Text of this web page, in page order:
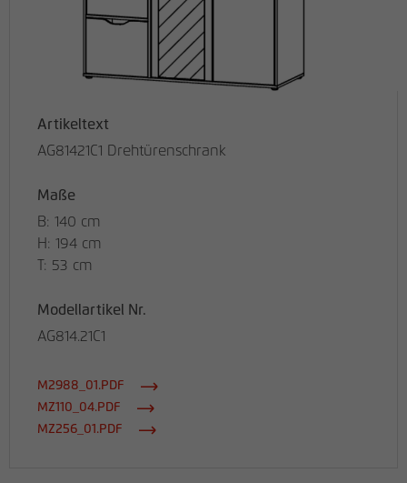
Artikeltext
AG81421C1 Drehtürenschrank
Maße
B: 140 cm
H: 194 cm
T: 53 cm
Modellartikel Nr.
AG814.21C1
M2988_01.PDF
MZ110_04.PDF
MZ256_01.PDF